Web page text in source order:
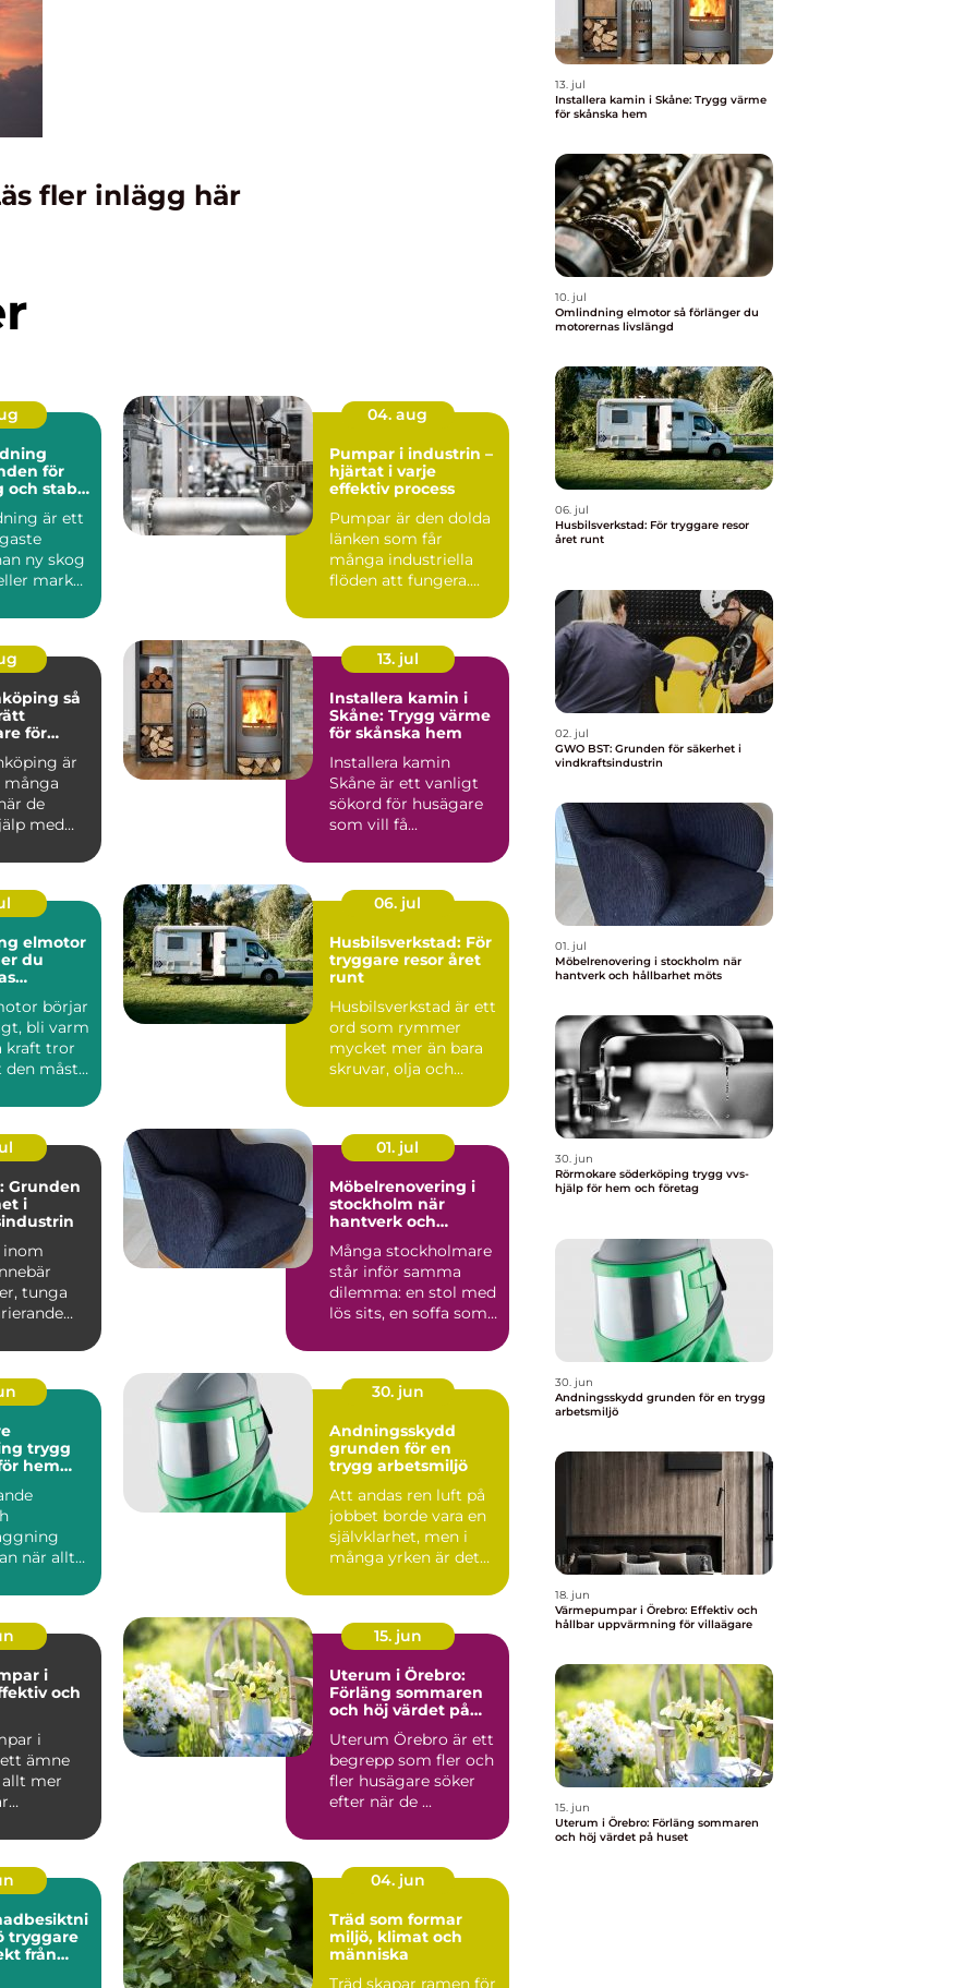
fler inlägg här
och stabil
är ett
ny skog
mark
04. aug
Pumpar i industrin –
hjärtat i varje
effektiv process
Pumpar är den dolda
länken som får
många industriella
flöden att fungera....
så
för
är
de
med
13. jul
Installera kamin i
Skåne: Trygg värme
för skånska hem
Installera kamin
Skåne är ett vanligt
sökord för husägare
som vill få...
elmotor
du
börjar
bli varm
kraft tror
den måste
06. jul
Husbilsverkstad: För
tryggare resor året
runt
Husbilsverkstad är ett
ord som rymmer
mycket mer än bara
skruvar, olja och
Grunden
i
inom
tunga
01. jul
Möbelrenovering i
stockholm när
hantverk och
Många stockholmare
står inför samma
dilemma: en stol med
lös sits, en soffa som
hem
när allt
30. jun
Andningsskydd
grunden för en
trygg arbetsmiljö
Att andas ren luft på
jobbet borde vara en
självklarhet, men i
många yrken är det
i
och
i
ämne
mer
15. jun
Uterum i Örebro:
Förläng sommaren
och höj värdet på
Uterum Örebro är ett
begrepp som fler och
fler husägare söker
efter när de ...
från
04. jun
Träd som formar
miljö, klimat och
människa
Träd skapar ramen för
13. jul
Installera kamin i Skåne: Trygg värme
för skånska hem
10. jul
Omlindning elmotor så förlänger du
motorernas livslängd
06. jul
Husbilsverkstad: För tryggare resor
året runt
02. jul
GWO BST: Grunden för säkerhet i
vindkraftsindustrin
01. jul
Möbelrenovering i stockholm när
hantverk och hållbarhet möts
30. jun
Rörmokare söderköping trygg vvs-
hjälp för hem och företag
30. jun
Andningsskydd grunden för en trygg
arbetsmiljö
18. jun
Värmepumpar i Örebro: Effektiv och
hållbar uppvärmning för villaägare
15. jun
Uterum i Örebro: Förläng sommaren
och höj värdet på huset